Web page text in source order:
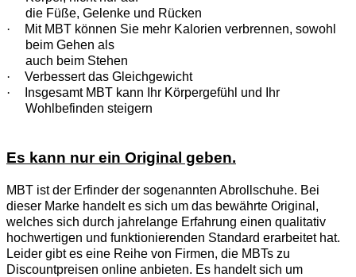
die Füße, Gelenke und Rücken
·
Mit MBT können Sie mehr Kalorien verbrennen, sowohl
beim Gehen als
auch beim Stehen
·
Verbessert das Gleichgewicht
·
Insgesamt MBT kann Ihr Körpergefühl und Ihr
Wohlbefinden steigern
Es kann nur ein Original geben.
MBT ist der Erfinder der sogenannten Abrollschuhe. Bei
dieser Marke handelt es sich um das bewährte Original,
welches sich durch jahrelange Erfahrung einen qualitativ
hochwertigen und funktionierenden Standard erarbeitet hat.
Leider gibt es eine Reihe von Firmen, die MBTs zu
Discountpreisen online anbieten. Es handelt sich um